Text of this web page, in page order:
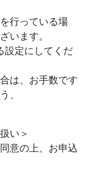
行っている場
います。
定にしてくだ
は、お手数です
、
い＞
意の上、お申込